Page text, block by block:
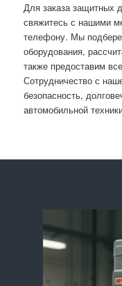
Для заказа защитных
свяжитесь с нашими
телефону. Мы
оборудования,
также предоставим
Сотрудничество с
безопасность,
автомобильной